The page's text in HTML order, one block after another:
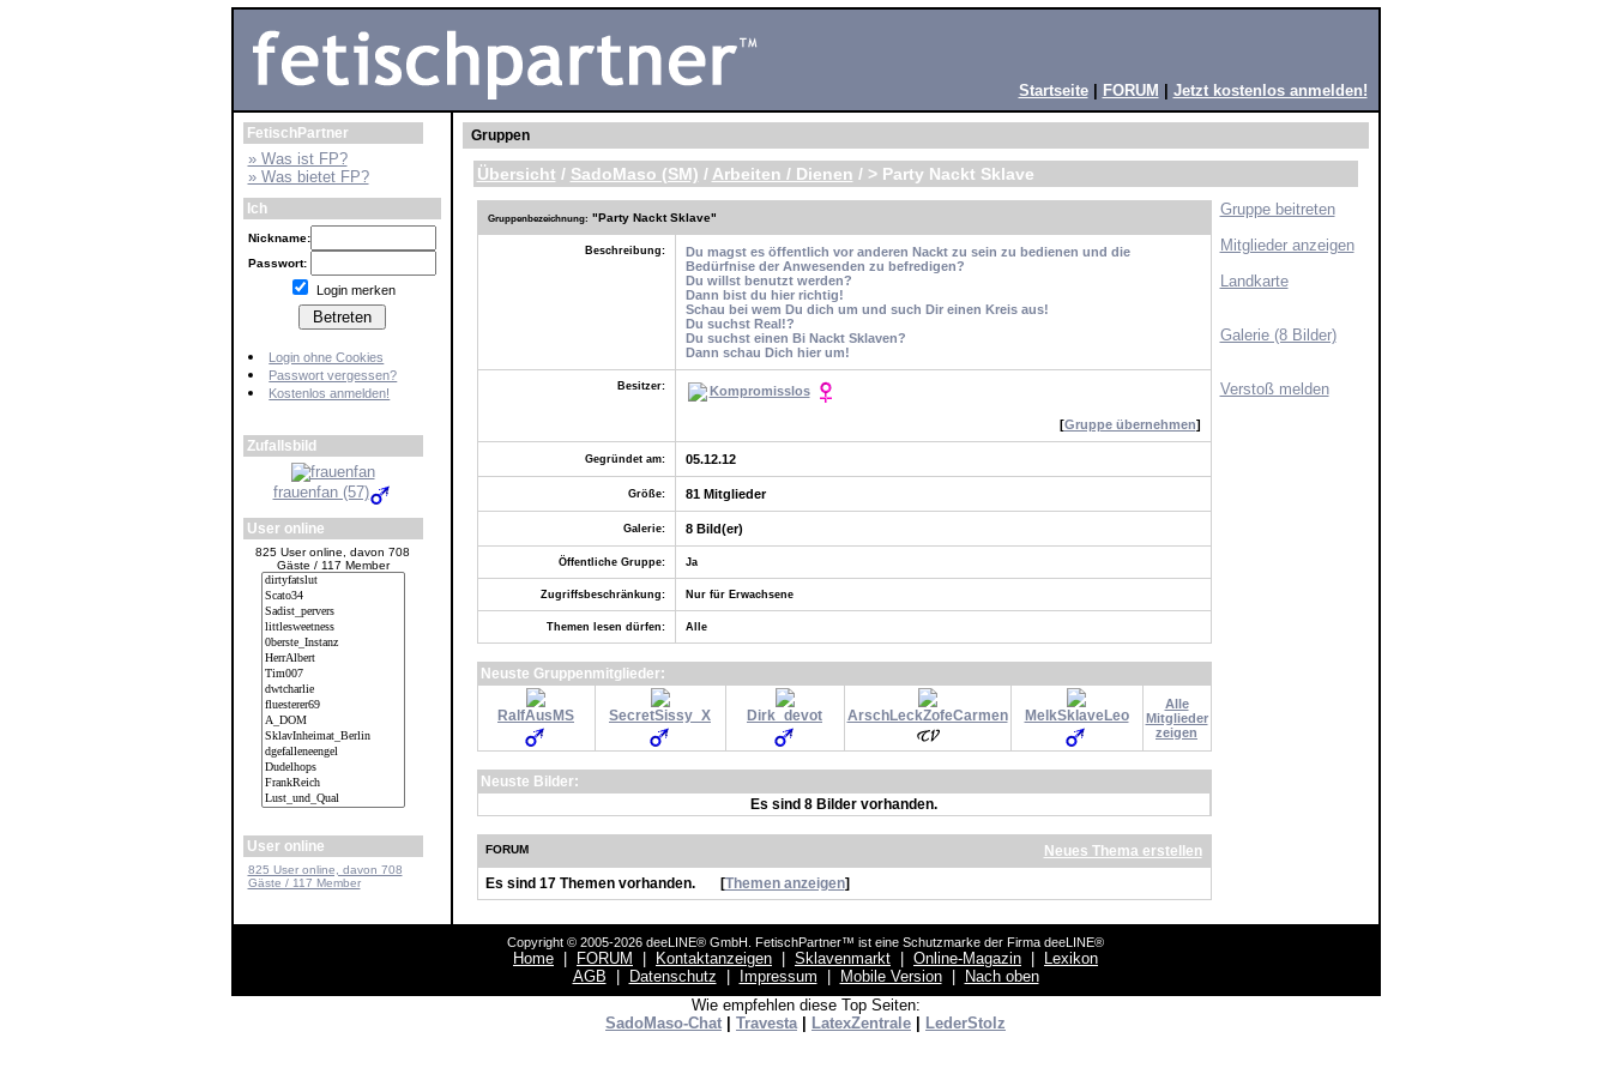
Startseite| FORUM Jetzt kostenlos anmelden!
FetischPartner
» Was ist FP?
» Was bietet FP?
Ich
Nickname:
Passwort:
Login merken
Login ohne Cookies
Passwort vergessen?
Kostenlos anmelden!
Zufallsbild
frauenfan (57)
User online
825 User online, davon 708
Gäste / 117 Member
User online
825 User online, davon 708
Gäste / 117 Member
Gruppen
Übersicht / SadoMaso (SM) / Arbeiten / Dienen / > Party Nackt Sklave
Gruppenbezeichnung: "Party Nackt Sklave"
Beschreibung:
Du magst es öffentlich vor anderen Nackt zu sein zu bedienen und die
Bedürfnise der Anwesenden zu befredigen?
Du willst benutzt werden?
Dann bist du hier richtig!
Schau bei wem Du dich um und such Dir einen Kreis aus!
Du suchst Real!?
Du suchst einen Bi Nackt Sklaven?
Dann schau Dich hier um!
Besitzer: Kompromisslos
[Gruppe übernehmen]
Gegründet am: 05.12.12
Größe: 81 Mitglieder
Galerie: 8 Bild(er)
Öffentliche Gruppe: Ja
Zugriffsbeschränkung: Nur für Erwachsene
Themen lesen dürfen: Alle
Neuste Gruppenmitglieder:
RalfAusMS SecretSissy_X Dirk_devot ArschLeckZofeCarmen MelkSklaveLeo
Alle
Mitglieder
zeigen
Neuste Bilder:
Es sind 8 Bilder vorhanden.
FORUM
Neues Thema erstellen
Es sind 17 Themen vorhanden.[Themen anzeigen]
Gruppe beitreten
Mitglieder anzeigen
Landkarte
Galerie (8 Bilder)
Verstoß melden
Copyright © 2005-2026 deeLINE® GmbH. FetischPartner™ ist eine Schutzmarke der Firma deeLINE®
Home FORUM Kontaktanzeigen Sklavenmarkt Online-Magazin
Lexikon
AGB
Datenschutz Impressum Mobile Version|
Nach oben
Wie empfehlen diese Top Seiten:
SadoMaso-Chat
Travesta| LatexZentrale LederStolz